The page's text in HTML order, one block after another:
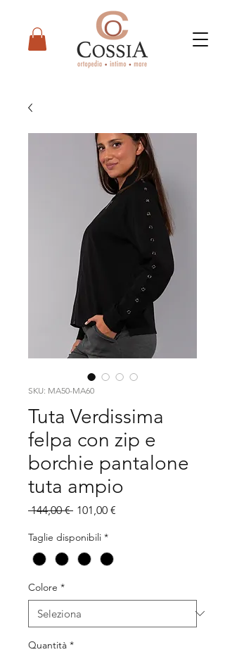
SKU: MA50-MA60
Tuta Verdissima
felpa con zip e
borchie pantalone
tuta ampio
144,00 € Prezzo
101,00 €
Taglie disponibili *
Colore *
Quantità *